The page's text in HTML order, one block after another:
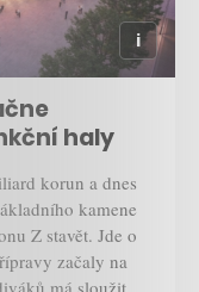
haly
korun a dnes
kamene
Z stavět. Jde o
začaly na